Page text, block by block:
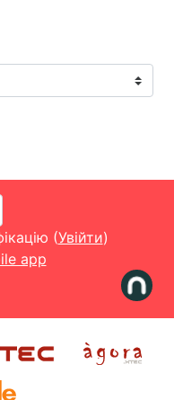
(Увійти)
app